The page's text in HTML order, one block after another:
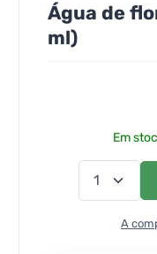
Água de
ml)
Em
A